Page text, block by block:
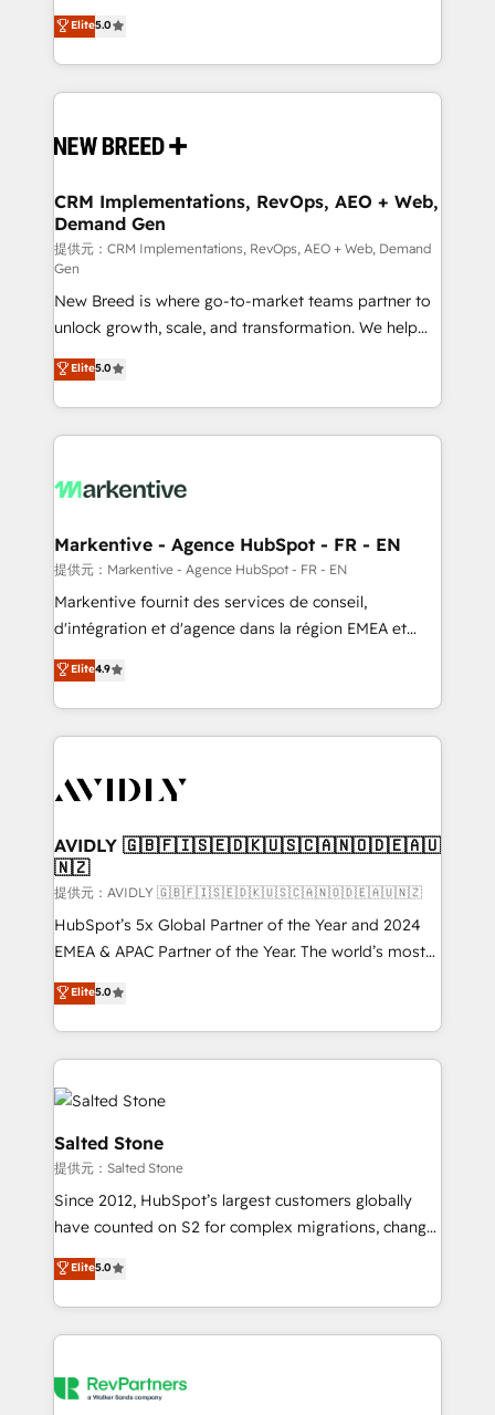
の一部をAIが自律実行する組織への移行を設計・実装。
Breeze・Claude等をHubSpotと連携させ、役割定義・
革を、構想から実装・定着までPMOとして主導。「設
の統合・浸透・変革管理を実行します。 ▸ CMS戦略設
計・構築：リード獲得・CVR・SEOを前提にした情報設
計・導線設計・テンプレート設計をContent Hubで一体
提供。 ▸ 既存CRM・MAからの移行支援：Salesforce・
Marketo・Pardot等からの移行、カスタム設計、履歴
データ移行と活用設計まで。 ▸ AEO対応：ChatGPT・
ンツとサイト構造を最適化。 🏆 なぜ100incを選ぶの
か？ ✓ HubSpot Eliteパートナー認定 ✓ HubSpotアワ
ード受賞・HUGリーダー ✓ ISO27001:2022 /
HubSpot大百科 出版 CRM・AI活用に関するご相談、現
せください。
into a revenue engine. Our unified ecosystem
includes specialized divisions Globalia (AI &
Software) and Point Success Media (Paid Media),
making this the official home for all three brands. 🔄
and system integrations powered by Globalia’s
trainers to drive platform adoption. 📈 Revenue
Generation - Full-funnel marketing and high-
performance advertising via Point Success Media. -
Expert deployment of Breeze AI and custom agents
to automate growth. 🏆 Elite Excellence - 8 platform
accreditations and deep HIPAA-compliance
expertise. - A team of 250+ experts dedicated to
your resilient growth.
Elite5.0
CRM Implementations, RevOps, AEO + Web,
Demand Gen
提供元：CRM Implementations, RevOps, AEO + Web, Demand
Gen
New Breed is where go-to-market teams partner to
unlock growth, scale, and transformation. We help
companies activate HubSpot’s AI-powered
customer platform and operationalize HubSpot’s
Loop Marketing framework through expert-led
services, smart agents, and purpose-built apps,
results, fast. ⚙️CRM & RevOps: Align all Hubs to your
🎯Demand Gen & ABM: Drive pipeline with inbound,
ABM, AEO, SEO, & paid media. 👩‍💻Web Design:
Build high-performing websites with UX, messaging,
& conversion strategy that drive results. 🤖AI
AI, & maximize AEO with tailored AI services. 🧩
Integrations: Extend HubSpot with custom
Elite5.0
Markentive - Agence HubSpot - FR - EN
提供元：Markentive - Agence HubSpot - FR - EN
Markentive fournit des services de conseil,
d'intégration et d'agence dans la région EMEA et
North America. Avec plus de 115 experts en
marketing automation, Growth, Revops, CRM et
webdesign. Markentive is both a consulting firm, a
digital agency and an integrator. With over 115
CRM and webdesign (We focus on EMEA - USA
Elite4.9
AVIDLY 🇬🇧🇫🇮🇸🇪🇩🇰🇺🇸🇨🇦🇳🇴🇩🇪🇦🇺
🇳🇿
提供元：AVIDLY 🇬🇧🇫🇮🇸🇪🇩🇰🇺🇸🇨🇦🇳🇴🇩🇪🇦🇺🇳🇿
HubSpot’s 5x Global Partner of the Year and 2024
EMEA & APAC Partner of the Year. The world’s most
experienced and fully accredited HubSpot Solutions
Partner. 🚀 With 2,750+ HubSpot projects delivered
and 370+ specialists across EMEA, APAC and NAM,
we de-risk complex CRM programmes and
accelerate ROI across every HubSpot Hub. 🧭 From
multi-region migrations to AI-powered automation,
we turn complexity into clarity, human at global
scale. 🏆 HubSpot’s CEO called us “the partner of the
future.” Others agree it is proof of trust built through
measurable impact.
Elite5.0
Salted Stone
提供元：Salted Stone
Since 2012, HubSpot’s largest customers globally
have counted on S2 for complex migrations, change
management, systems integration, and creative
solutions that deliver measurable impact and
transform brand experiences As one of the few full-
service creative agencies in the HubSpot
winning design to build scalable, globally
Elite5.0